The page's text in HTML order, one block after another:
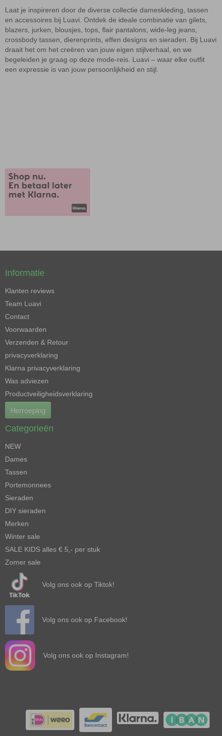
Laat je inspireren door de diverse collectie dameskleding, tassen
en accessoires bij Luavi. Ontdek de ideale combinatie van gilets,
blazers, jurken, blousjes, tops, flair pantalons, wide-leg jeans,
crossbody tassen, dierenprints, effen designs en sieraden. Bij Luavi
draait het om het creëren van jouw eigen stijlverhaal, en we
begeleiden je graag op deze mode-reis. Luavi – waar elke outfit
een expressie is van jouw persoonlijkheid en stijl.
Informatie
Klanten reviews
Team Luavi
Contact
Voorwaarden
Verzenden & Retour
privacyverklaring
Klarna privacyverklaring
Was adviezen
Productveiligheidsverklaring
Herroeping
Categorieën
NEW
Dames
Tassen
Portemonnees
Sieraden
DIY sieraden
Merken
Winter sale
SALE KIDS alles € 5,- per stuk
Zomer sale
Volg ons ook op Tiktok!
Volg ons ook op Facebook!
Volg ons ook op Instagram!